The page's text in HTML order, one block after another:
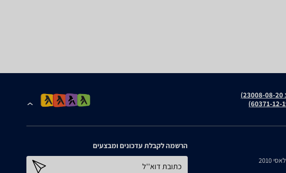
הרשמה לקבלת עדכונים ומבצעים
כתובת דוא''ל